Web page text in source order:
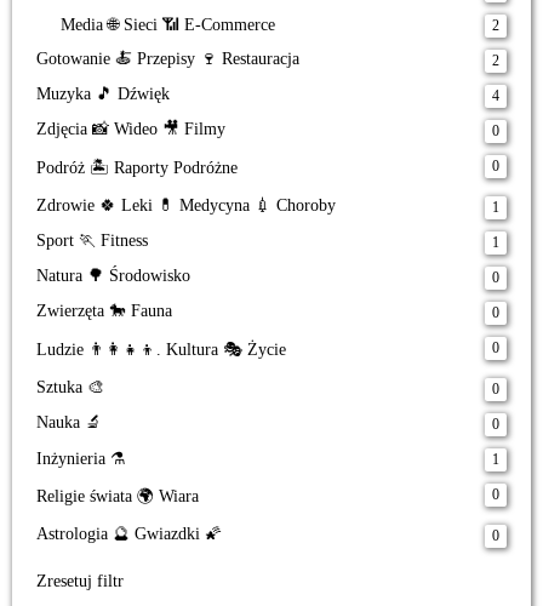
Media 🌐 Sieci 📶 E-Commerce 2
Gotowanie 🍝 Przepisy 🍷 Restauracja 2
Muzyka 🎵 Dźwięk 4
Zdjęcia 📸 Wideo 🎥 Filmy 0
Podróż 🏝️ Raporty Podróżne 0
Zdrowie 🍀 Leki 💊 Medycyna 💉 Choroby 1
Sport 🏃 Fitness 1
Natura 🌳 Środowisko 0
Zwierzęta 🐎 Fauna 0
Ludzie 👨‍👩‍👧‍👦. Kultura 🎭 Życie 0
Sztuka 🎨 0
Nauka 🔬 0
Inżynieria ⚗️ 1
Religie świata 🌍 Wiara 0
Astrologia 🔮 Gwiazdki 🌠 0
Zresetuj filtr